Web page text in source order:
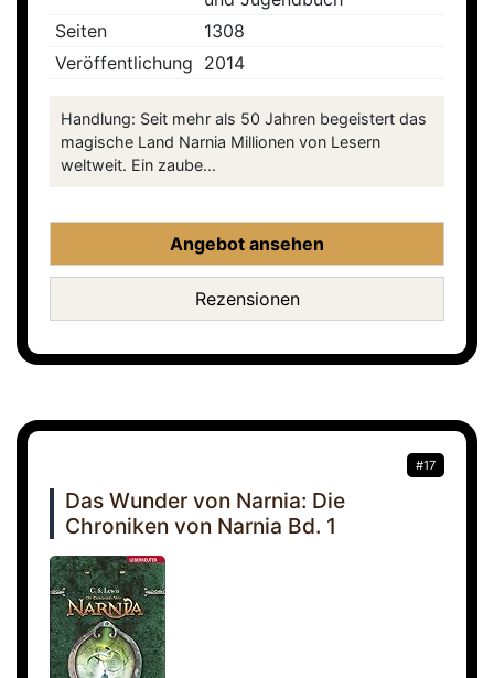
Seiten
1308
Veröffentlichung 2014
Handlung: Seit mehr als 50 Jahren begeistert das
magische Land Narnia Millionen von Lesern
weltweit. Ein zaube...
Angebot ansehen
Rezensionen
#17
Das Wunder von Narnia: Die
Chroniken von Narnia Bd. 1